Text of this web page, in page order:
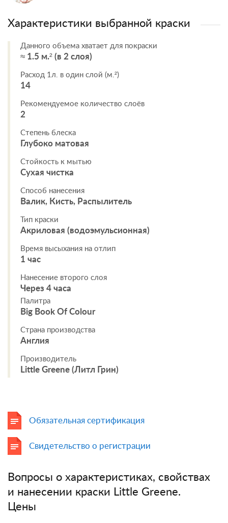
Характеристики выбранной краски
Данного объема хватает для покраски
≈ 1.5 м.² (в 2 слоя)
Расход 1л. в один слой (м.²)
14
Рекомендуемое количество слоёв
2
Степень блеска
Глубоко матовая
Стойкость к мытью
Сухая чистка
Способ нанесения
Валик, Кисть, Распылитель
Тип краски
Акриловая (водоэмульсионная)
Время высыхания на отлип
1 час
Нанесение второго слоя
Через 4 часа
Палитра
Big Book Of Colour
Страна производства
Англия
Производитель
Little Greene (Литл Грин)
Обязательная сертификация
Свидетельство о регистрации
Вопросы о характеристиках, свойствах
и нанесении краски Little Greene.
Цены